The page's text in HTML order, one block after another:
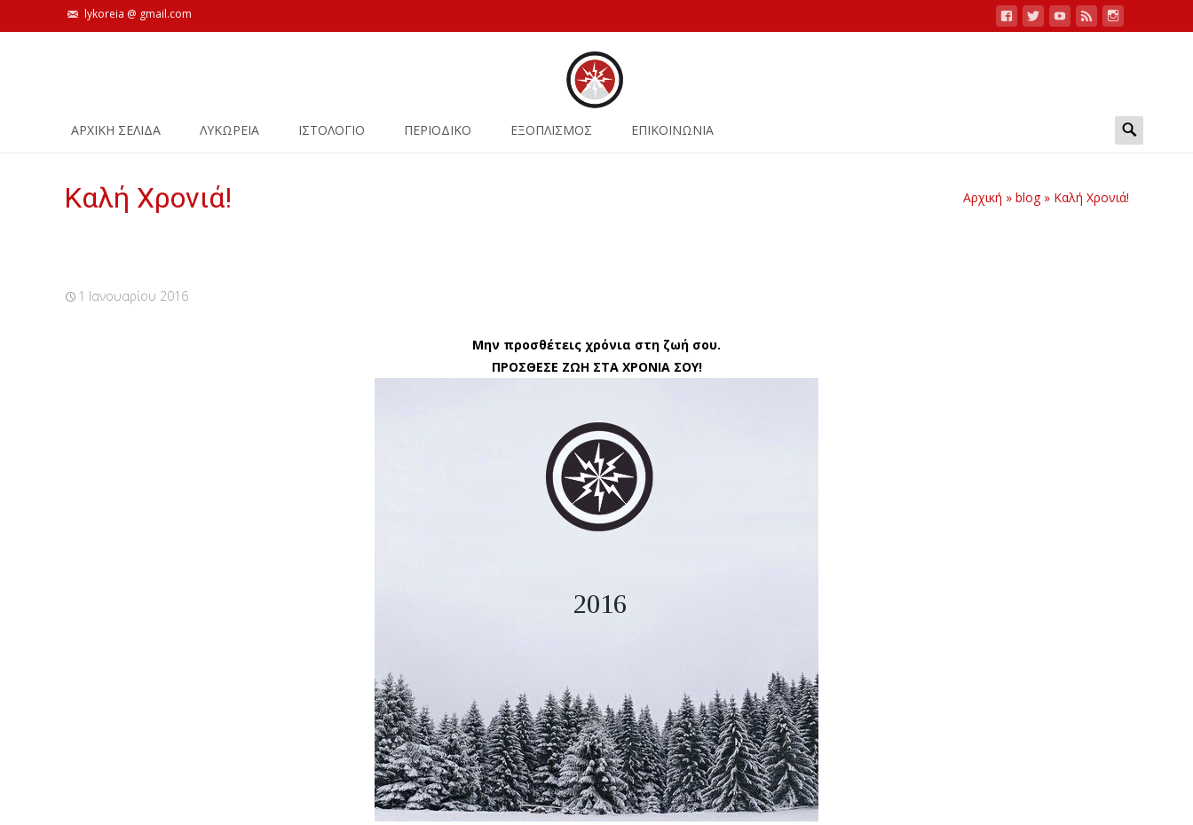
lykoreia @ gmail.com
ΑΡΧΙΚΗ ΣΕΛΙΔΑ ΛΥΚΩΡΕΙΑ ΙΣΤΟΛΌΓΙΟ ΠΕΡΙΟΔΙΚΟ ΕΞΟΠΛΙΣΜΟΣ ΕΠΙΚΟΙΝΩΝΙΑ
Search
for:
Καλή Χρονιά! Αρχική » blog » Καλή Χρονιά!
1 Ιανουαρίου 2016
Μην προσθέτεις χρόνια στη ζωή σου.
ΠΡΟΣΘΕΣΕ ΖΩΗ ΣΤΑ ΧΡΟΝΙΑ ΣΟΥ!